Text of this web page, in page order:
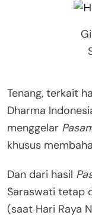
Tenang, terkait
Dharma
menggelar
khusus
Dan dari hasil
Saraswati tetap
(saat Hari Raya